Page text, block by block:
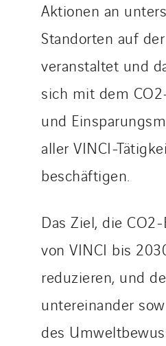
Aktionen an
Standorten auf
veranstaltet und
sich mit dem
und
aller VINCI-
beschäftigen.
Das Ziel, die
von VINCI bis
reduzieren, und
untereinander
des
Sedam
SEDD
Service One Alliance
SKE-International
Smart Building
Socalec
Sotécnica
SparkEx®
Strasser
Stroomverdeler
Sylvestre Energies
Telematic Solutions
TG Concept